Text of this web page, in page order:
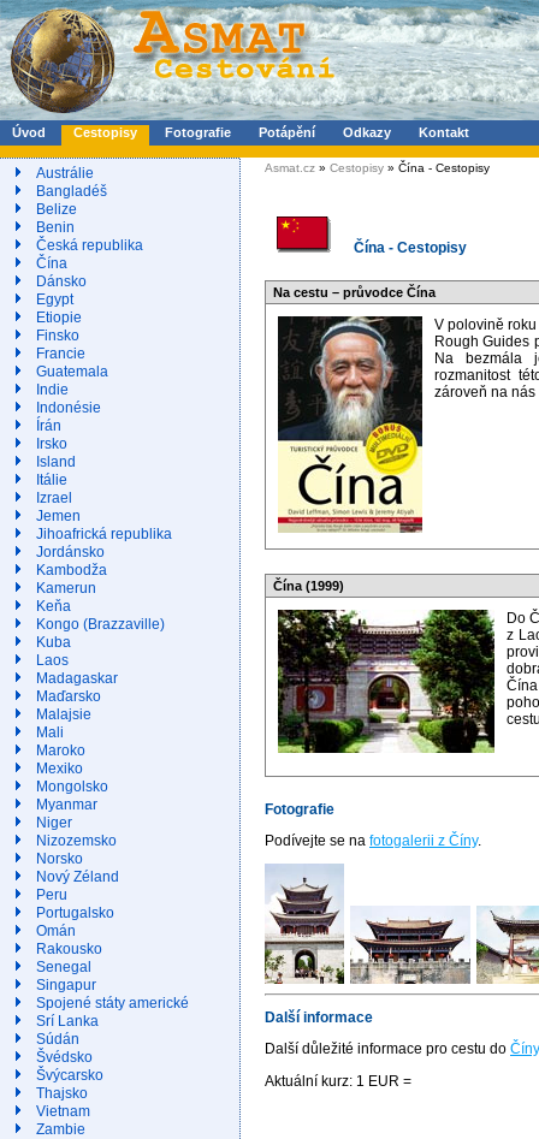
Úvod Cestopisy Fotografie Potápění Odkazy Kontakt
Austrálie
Bangladéš
Belize
Benin
Česká republika
Čína
Dánsko
Egypt
Etiopie
Finsko
Francie
Guatemala
Indie
Indonésie
Írán
Irsko
Island
Itálie
Izrael
Jemen
Jihoafrická republika
Jordánsko
Kambodža
Kamerun
Keňa
Kongo (Brazzaville)
Kuba
Laos
Madagaskar
Maďarsko
Malajsie
Mali
Maroko
Mexiko
Mongolsko
Myanmar
Niger
Nizozemsko
Norsko
Nový Zéland
Peru
Portugalsko
Omán
Rakousko
Senegal
Singapur
Spojené státy americké
Srí Lanka
Súdán
Švédsko
Švýcarsko
Thajsko
Vietnam
Zambie
Asmat.cz » Cestopisy » Čína - Cestopisy
Čína - Cestopisy
Na cestu – průvodce Čína
V polovině
Rough Guides
Na bezmála
rozmanitost
zároveň na
Čína (1999)
Do
z
Fotografie
Podívejte se na fotogalerii z Číny.
Další informace
Další důležité informace pro cestu do Číny
Aktuální kurz: 1 EUR =